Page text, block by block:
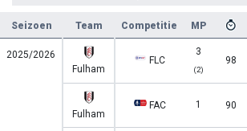
Seizoen Team Competitie MP
2025/2026
Fulham
FLC
3
(2)
98
Fulham
FAC 1 90